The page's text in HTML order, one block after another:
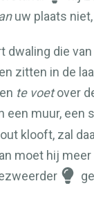
uw plaats
dwaling die
zitten in de
te voetover
een muur, een
klooft, zal
moet hij